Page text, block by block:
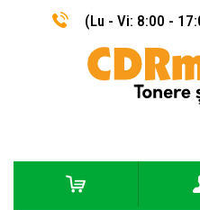
(Lu - Vi: 8:00 -